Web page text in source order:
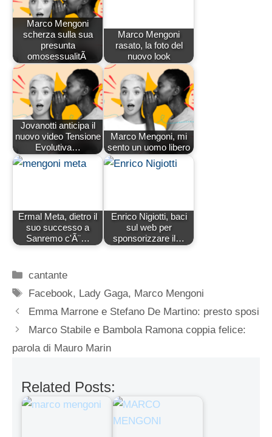
Marco Mengoni
scherza sulla sua
presunta
omosessualitÃ
Marco Mengoni
rasato, la foto del
nuovo look
Jovanotti anticipa il
nuovo video Tensione
Evolutiva…
Marco Mengoni, mi
sento un uomo libero
Ermal Meta, dietro il
suo successo a
Sanremo c'Ã¨…
Enrico Nigiotti, baci
sul web per
sponsorizzare il…
Categorie
cantante
Tag
Facebook, Lady Gaga, Marco Mengoni
Emma Marrone e Stefano De Martino: presto sposi
Marco Stabile e Bambola Ramona coppia felice:
parola di Mauro Marin
Related Posts: